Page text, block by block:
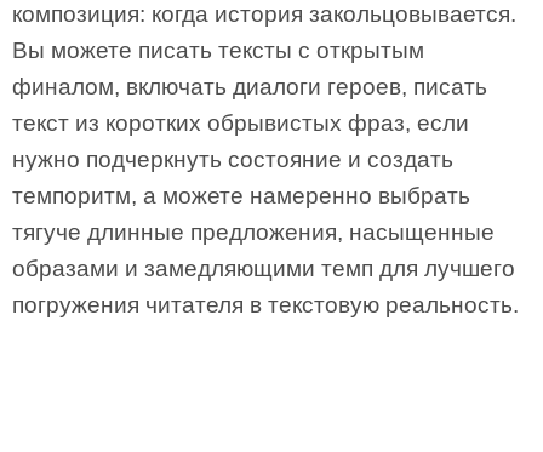
композиция: когда история закольцовывается.
Вы можете писать тексты с открытым
финалом, включать диалоги героев, писать
текст из коротких обрывистых фраз, если
нужно подчеркнуть состояние и создать
темпоритм, а можете намеренно выбрать
тягуче длинные предложения, насыщенные
образами и замедляющими темп для лучшего
погружения читателя в текстовую реальность.